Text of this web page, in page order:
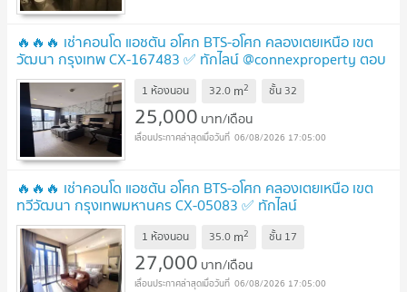
🔥🔥🔥 เช่าคอนโด แอชตัน อโศก BTS-อโศก คลองเตยเหนือ เขต
วัฒนา กรุงเทพ CX-167483 ✅ ทักไลน์ @connexproperty ตอบ
ทันที ทีมงานมืออาชีพ ✅ 🔥🔥🔥
1 ห้องนอน 32.0 m2 ชั้น 32
25,000 บาท/เดือน
06/08/2026 17:05:00
🔥🔥🔥 เช่าคอนโด แอชตัน อโศก BTS-อโศก คลองเตยเหนือ เขต
ทวีวัฒนา กรุงเทพมหานคร CX-05083 ✅ ทักไลน์
@connexproperty ตอบทันที ทีมงานมืออาชีพ ✅ 🔥🔥🔥
1 ห้องนอน 35.0 m2 ชั้น 17
27,000 บาท/เดือน
06/08/2026 17:05:00